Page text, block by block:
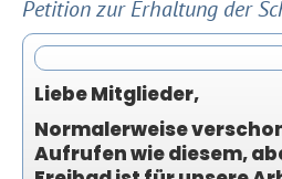
Petition zur Erhaltung der
Liebe Mitglieder,
Normalerweise
Aufrufen wie diesem,